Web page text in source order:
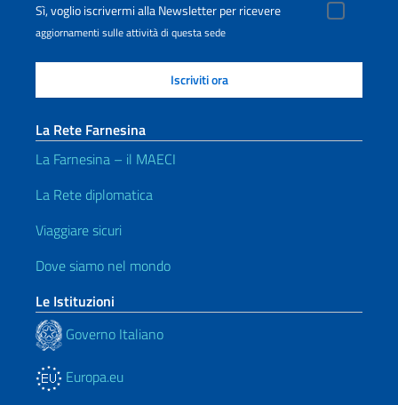
Sì, voglio iscrivermi alla Newsletter per ricevere
aggiornamenti sulle attività di questa sede
La Rete Farnesina
La Farnesina – il MAECI
La Rete diplomatica
Viaggiare sicuri
Dove siamo nel mondo
Le Istituzioni
Governo Italiano
Europa.eu